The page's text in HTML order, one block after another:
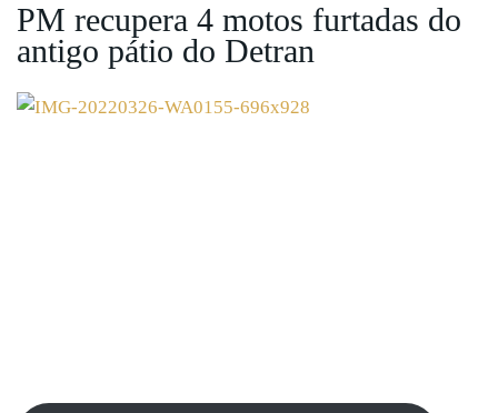
PM recupera 4 motos furtadas do
antigo pátio do Detran